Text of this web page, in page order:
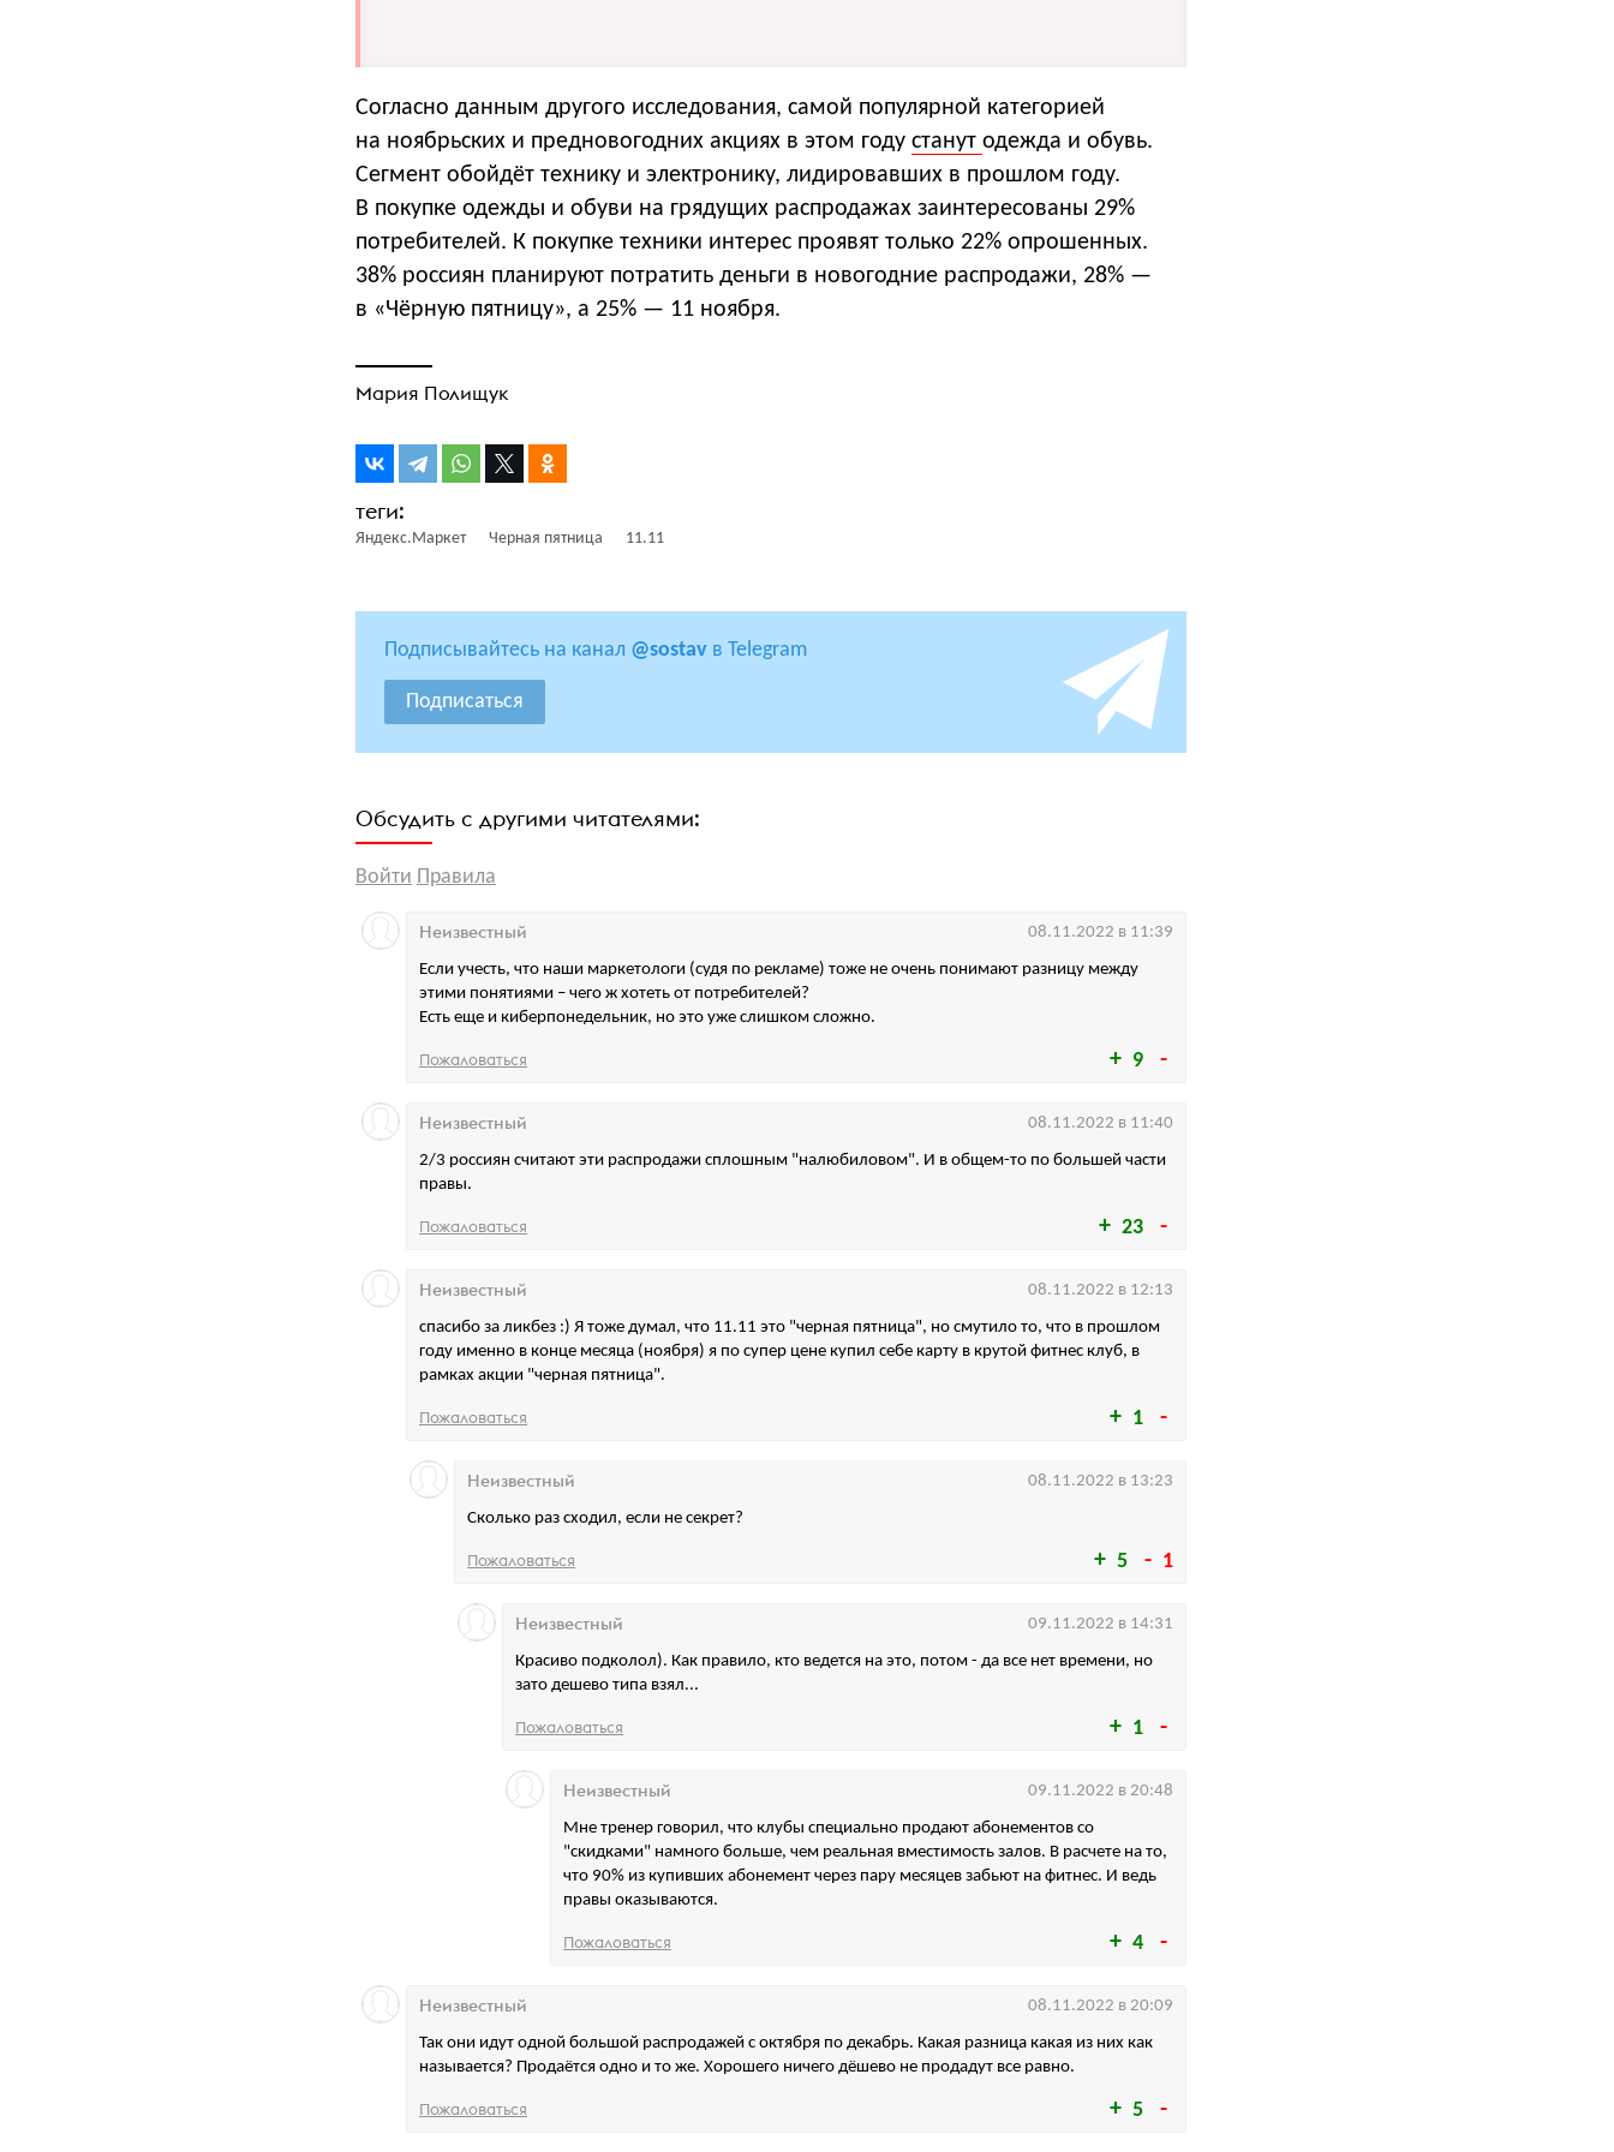
Согласно данным другого исследования, самой популярной категорией
на ноябрьских и предновогодних акциях в этом году станут одежда и обувь.
Сегмент обойдёт технику и электронику, лидировавших в прошлом году.
В покупке одежды и обуви на грядущих распродажах заинтересованы 29%
потребителей. К покупке техники интерес проявят только 22% опрошенных.
38% россиян планируют потратить деньги в новогодние распродажи, 28% —
в «Чёрную пятницу», а 25% — 11 ноября.
Мария Полищук
Яндекс.Маркет Черная пятница 11.11
Подписывайтесь на канал @sostav в Telegram
Подписаться
Обсудить с другими читателями:
Войти Правила
9
Если учесть, что наши маркетологи (судя по рекламе) тоже не очень понимают разницу между
этими понятиями – чего ж хотеть от потребителей?
Есть еще и киберпонедельник, но это уже слишком сложно.
Неизвестный 08.11.2022 в 11:39
Пожаловаться
23
2/3 россиян считают эти распродажи сплошным "налюбиловом". И в общем-то по большей части
правы.
Неизвестный 08.11.2022 в 11:40
Пожаловаться
1
спасибо за ликбез :) Я тоже думал, что 11.11 это "черная пятница", но смутило то, что в прошлом
году именно в конце месяца (ноября) я по супер цене купил себе карту в крутой фитнес клуб, в
рамках акции "черная пятница".
Неизвестный 08.11.2022 в 12:13
Пожаловаться
5 1
Сколько раз сходил, если не секрет?
Неизвестный 08.11.2022 в 13:23
Пожаловаться
1
Красиво подколол). Как правило, кто ведется на это, потом - да все нет времени, но
зато дешево типа взял...
Неизвестный 09.11.2022 в 14:31
Пожаловаться
4
Мне тренер говорил, что клубы специально продают абонементов со
"скидками" намного больше, чем реальная вместимость залов. В расчете на то,
что 90% из купивших абонемент через пару месяцев забьют на фитнес. И ведь
правы оказываются.
Неизвестный 09.11.2022 в 20:48
Пожаловаться
5
Так они идут одной большой распродажей с октября по декабрь. Какая разница какая из них как
называется? Продаётся одно и то же. Хорошего ничего дёшево не продадут все равно.
Неизвестный 08.11.2022 в 20:09
Пожаловаться